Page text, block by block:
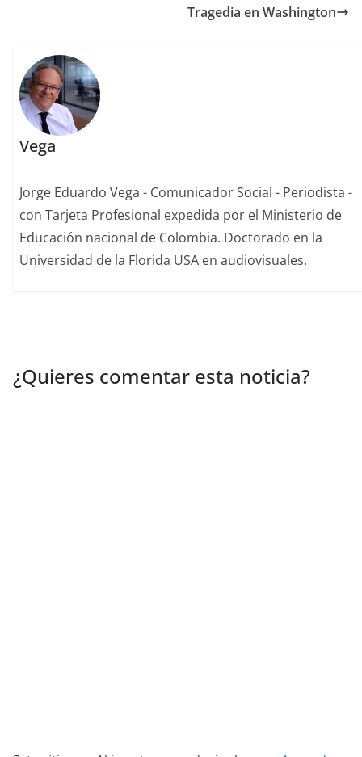
Tragedia en Washington
Vega
Jorge Eduardo Vega - Comunicador Social - Periodista -
con Tarjeta Profesional expedida por el Ministerio de
Educación nacional de Colombia. Doctorado en la
Universidad de la Florida USA en audiovisuales.
¿Quieres comentar esta noticia?